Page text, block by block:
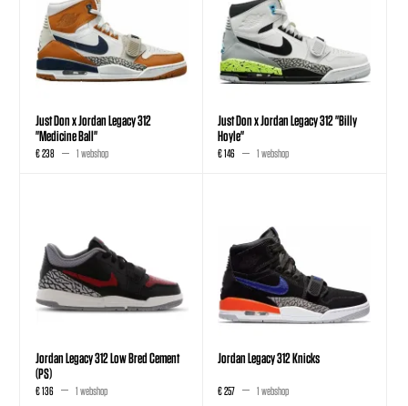
Just Don x Jordan Legacy 312
"Medicine Ball"
€ 238 1 webshop
Just Don x Jordan Legacy 312 "Billy
Hoyle"
€ 146 1 webshop
Jordan Legacy 312 Low Bred Cement
(PS)
€ 136 1 webshop
Jordan Legacy 312 Knicks
€ 257 1 webshop